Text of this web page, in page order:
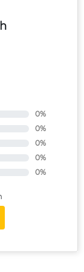
0%
0%
0%
0%
0%